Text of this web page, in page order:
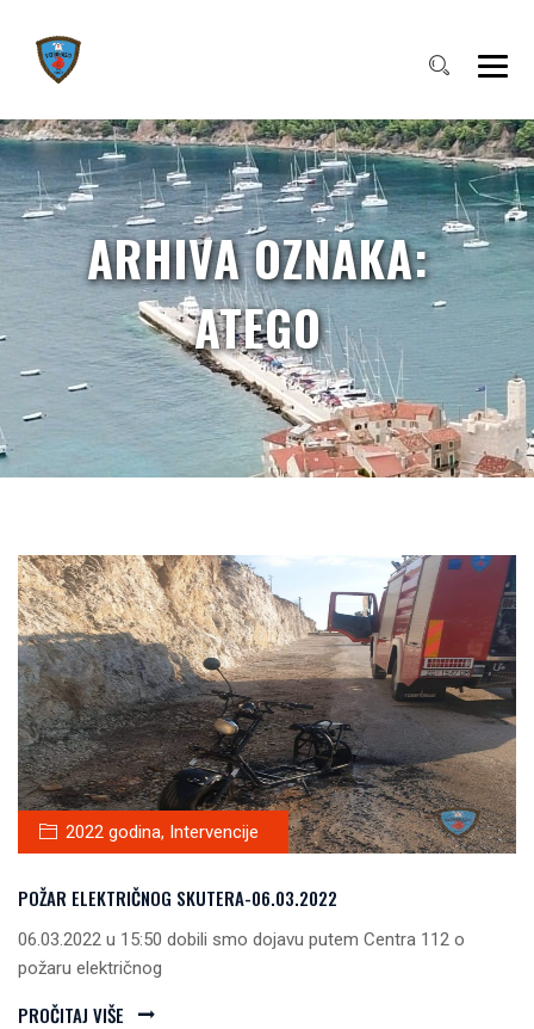
ARHIVA OZNAKA:
ATEGO
2022 godina, Intervencije
POŽAR ELEKTRIČNOG SKUTERA-06.03.2022
06.03.2022 u 15:50 dobili smo dojavu putem Centra 112 o
požaru električnog
PROČITAJ VIŠE